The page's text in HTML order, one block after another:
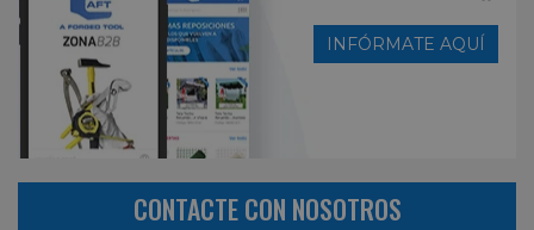
INFÓRMATE AQUÍ
CONTACTE CON NOSOTROS